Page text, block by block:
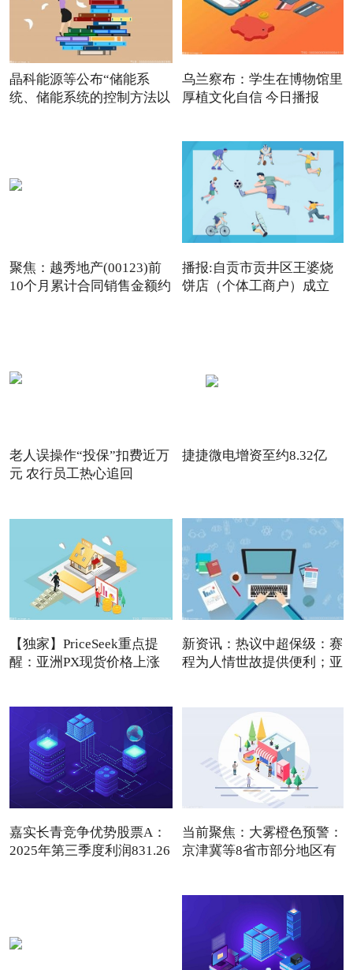
晶科能源等公布“储能系
统、储能系统的控制方法以
乌兰察布：学生在博物馆里
厚植文化自信 今日播报
聚焦：越秀地产(00123)前
10个月累计合同销售金额约
播报:自贡市贡井区王婆烧
饼店（个体工商户）成立
老人误操作“投保”扣费近万
元 农行员工热心追回
捷捷微电增资至约8.32亿
【独家】PriceSeek重点提
醒：亚洲PX现货价格上涨
新资讯：热议中超保级：赛
程为人情世故提供便利；亚
嘉实长青竞争优势股票A：
2025年第三季度利润831.26
当前聚焦：大雾橙色预警：
京津冀等8省市部分地区有